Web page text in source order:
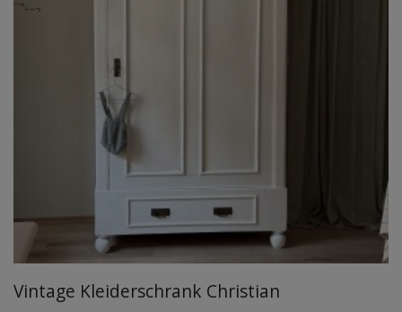
Vintage Kleiderschrank Christian